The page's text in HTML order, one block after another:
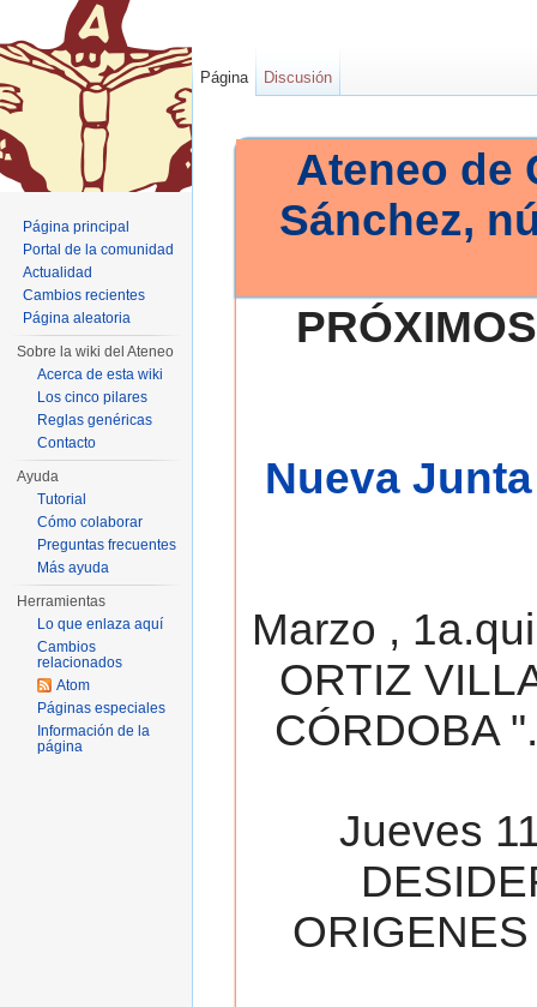
Ateneo de
Sánchez,
Nueva
Marzo ,
ORTIZ
CÓRDOBA
Jueves
Página Discusión
Página principal
Portal de la comunidad
Actualidad
Cambios recientes
Página aleatoria
Sobre la wiki del Ateneo
Acerca de esta wiki
Los cinco pilares
Reglas genéricas
Contacto
Ayuda
Tutorial
Cómo colaborar
Preguntas frecuentes
Más ayuda
Herramientas
Lo que enlaza aquí
Cambios
relacionados
Atom
Páginas especiales
Información de la
página